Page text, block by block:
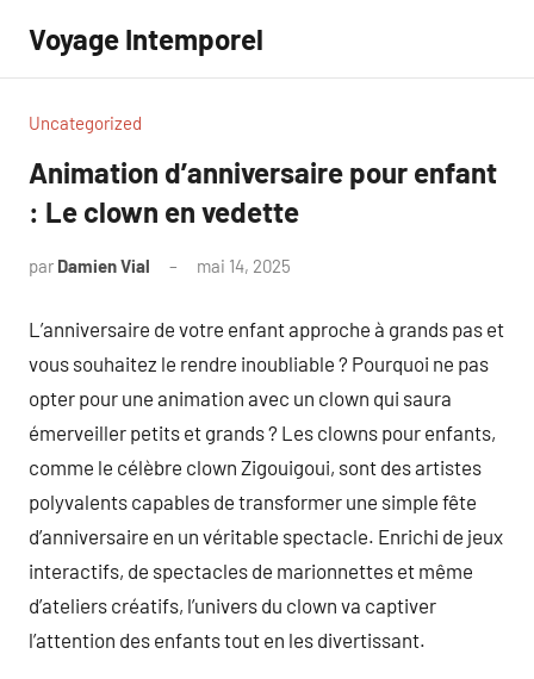
contenu
Voyage Intemporel
Uncategorized
Animation d’anniversaire pour enfant
: Le clown en vedette
par Damien Vial mai 14, 2025
L’anniversaire de votre enfant approche à grands pas et
vous souhaitez le rendre inoubliable ? Pourquoi ne pas
opter pour une animation avec un clown qui saura
émerveiller petits et grands ? Les clowns pour enfants,
comme le célèbre clown Zigouigoui, sont des artistes
polyvalents capables de transformer une simple fête
d’anniversaire en un véritable spectacle. Enrichi de jeux
interactifs, de spectacles de marionnettes et même
d’ateliers créatifs, l’univers du clown va captiver
l’attention des enfants tout en les divertissant.